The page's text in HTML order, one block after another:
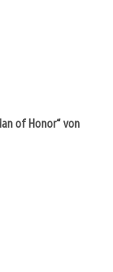
of Honor“ von